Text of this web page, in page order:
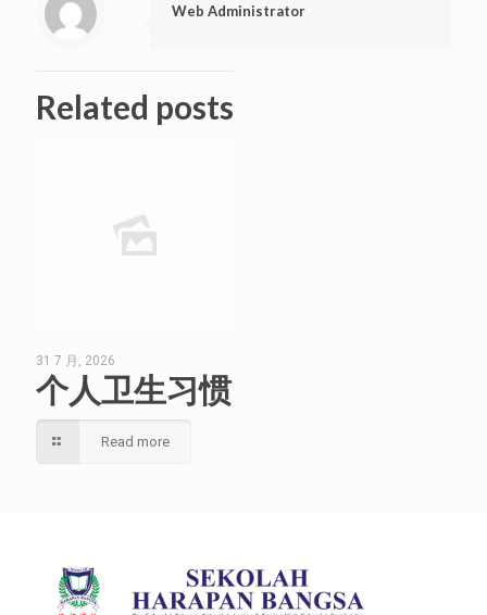
Web Administrator
Related posts
31 7 月, 2026
个人卫生习惯
Read more